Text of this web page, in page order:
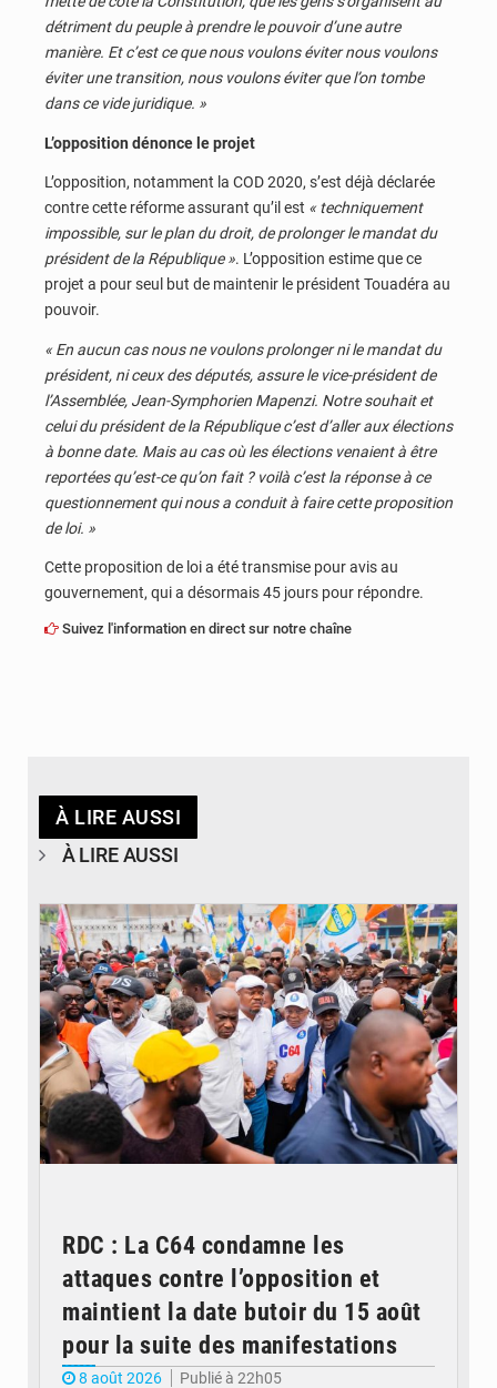
détriment du peuple à prendre le pouvoir d’une autre
manière. Et c’est ce que nous voulons éviter nous voulons
éviter une transition, nous voulons éviter que l’on tombe
dans ce vide juridique. »
L’opposition dénonce le projet
L’opposition, notamment la COD 2020, s’est déjà déclarée
contre cette réforme assurant qu’il est « techniquement
impossible, sur le plan du droit, de prolonger le mandat du
président de la République ». L’opposition estime que ce
projet a pour seul but de maintenir le président Touadéra au
pouvoir.
« En aucun cas nous ne voulons prolonger ni le mandat du
président, ni ceux des députés, assure le vice-président de
l’Assemblée, Jean-Symphorien Mapenzi. Notre souhait et
celui du président de la République c’est d’aller aux élections
à bonne date. Mais au cas où les élections venaient à être
reportées qu’est-ce qu’on fait ? voilà c’est la réponse à ce
questionnement qui nous a conduit à faire cette proposition
de loi. »
Cette proposition de loi a été transmise pour avis au
gouvernement, qui a désormais 45 jours pour répondre.
Suivez l'information en direct sur notre chaîne
À LIRE AUSSI
À LIRE AUSSI
RDC : La C64 condamne les
attaques contre l’opposition et
maintient la date butoir du 15 août
pour la suite des manifestations
8 août 2026
Publié à 22h05